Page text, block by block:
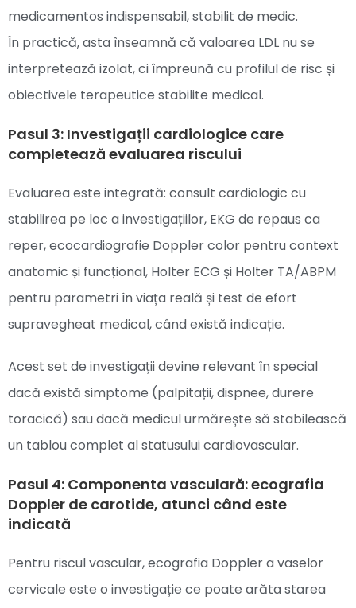
medicamentos indispensabil, stabilit de medic.
În practică, asta înseamnă că valoarea LDL nu se
interpretează izolat, ci împreună cu profilul de risc și
obiectivele terapeutice stabilite medical.
Pasul 3: Investigații cardiologice care
completează evaluarea riscului
Evaluarea este integrată: consult cardiologic cu
stabilirea pe loc a investigațiilor, EKG de repaus ca
reper, ecocardiografie Doppler color pentru context
anatomic și funcțional, Holter ECG și Holter TA/ABPM
pentru parametri în viața reală și test de efort
supravegheat medical, când există indicație.
Acest set de investigații devine relevant în special
dacă există simptome (palpitații, dispnee, durere
toracică) sau dacă medicul urmărește să stabilească
un tablou complet al statusului cardiovascular.
Pasul 4: Componenta vasculară: ecografia
Doppler de carotide, atunci când este
indicată
Pentru riscul vascular, ecografia Doppler a vaselor
cervicale este o investigație ce poate arăta starea